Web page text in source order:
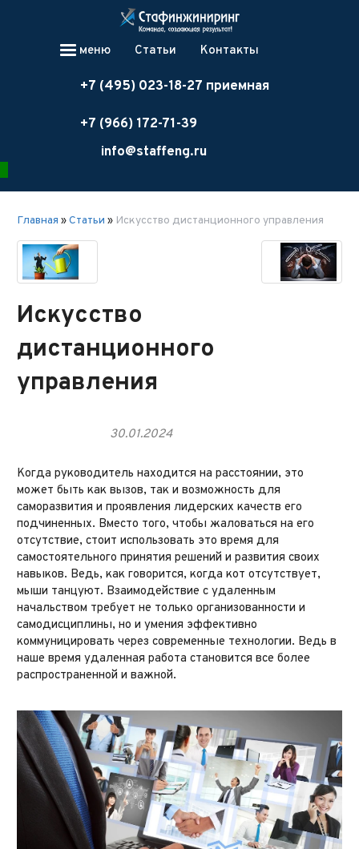
меню Статьи Контакты
+7 (495) 023-18-27 приемная
+7 (966) 172-71-39
info@staffeng.ru
Главная »Статьи » Искусство дистанционного управления
Искусство
дистанционного
управления
30.01.2024
Когда руководитель находится на расстоянии, это
может быть как вызов, так и возможность для
саморазвития и проявления лидерских качеств его
подчиненных. Вместо того, чтобы жаловаться на его
отсутствие, стоит использовать это время для
самостоятельного принятия решений и развития своих
навыков. Ведь, как говорится, когда кот отсутствует,
мыши танцуют. Взаимодействие с удаленным
начальством требует не только организованности и
самодисциплины, но и умения эффективно
коммуницировать через современные технологии. Ведь в
наше время удаленная работа становится все более
распространенной и важной.